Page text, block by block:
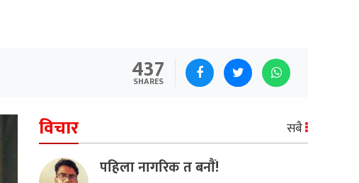
437
SHARES
विचार सबै
पहिला नागरिक त बनाैं!